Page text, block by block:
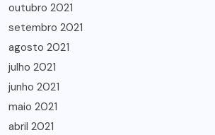
outubro 2021
setembro 2021
agosto 2021
julho 2021
junho 2021
maio 2021
abril 2021